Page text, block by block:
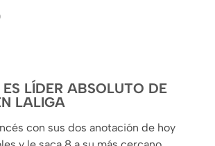
LÍDER ABSOLUTO DE
LALIGA
con sus dos anotación de hoy